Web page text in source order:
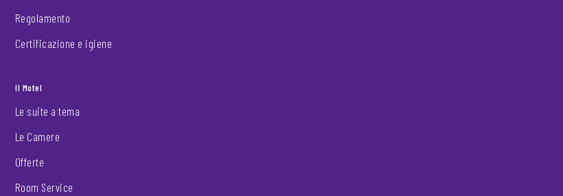
Regolamento
Certificazione e igiene
Il Motel
Le suite a tema
Le Camere
Offerte
Room Service